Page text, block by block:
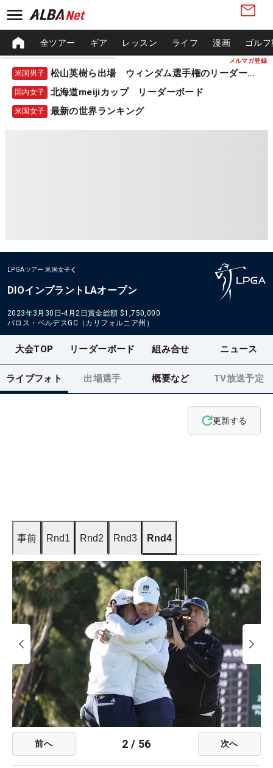
メルマガ登録
全ツアー ギア レッスン ライフ 漫画 ゴル
米国男子 松山英樹ら出場 ウィンダム選手権のリーダーボード
国内女子 北海道meijiカップ リーダーボード
米国女子 最新の世界ランキング
LPGAツアー 米国女子
DIOインプラントLAオープン
2023年3月30日-4月2日賞金総額 $1,750,000
パロス・ベルデスGC（カリフォルニア州）
大会TOP リーダーボード 組み合せ ニュース
ライブフォト 出場選手 概要など TV放送予定
更新する
事前 Rnd1 Rnd2 Rnd3 Rnd4
前へ 2 / 56 次へ